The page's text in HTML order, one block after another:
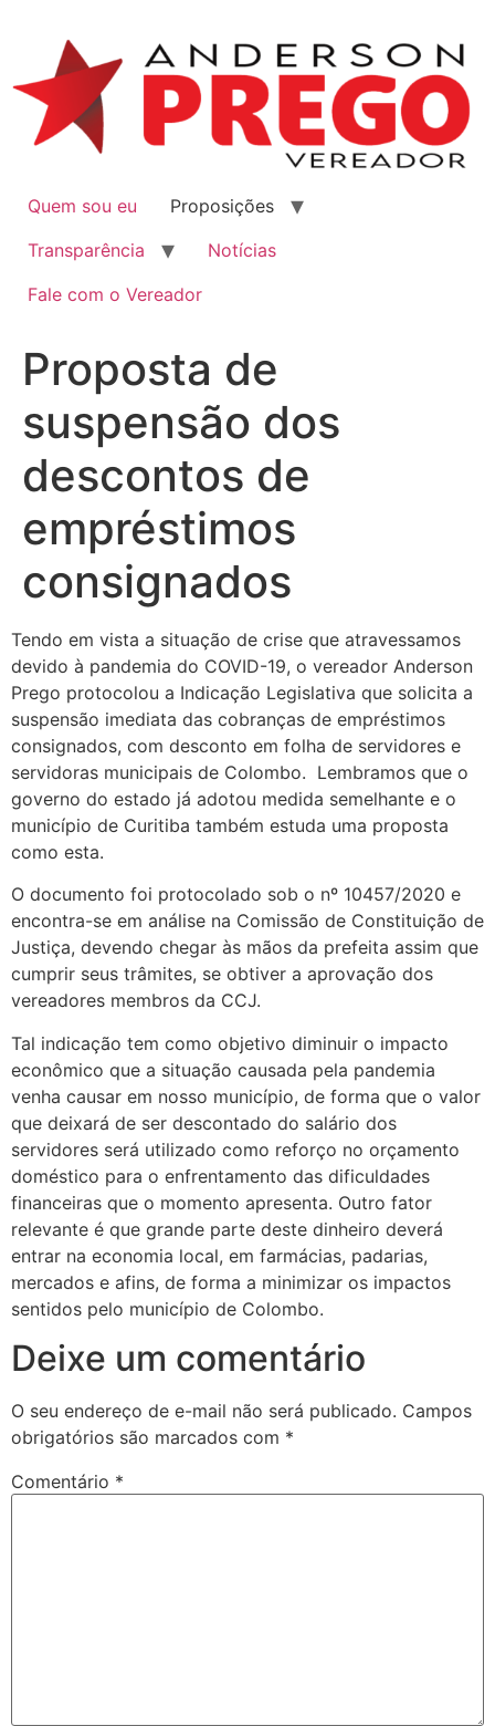
Quem sou eu
Proposições
Transparência
Notícias
Fale com o Vereador
Proposta de
suspensão dos
descontos de
empréstimos
consignados
Tendo em vista a situação de crise que atravessamos
devido à pandemia do COVID-19, o vereador Anderson
Prego protocolou a Indicação Legislativa que solicita a
suspensão imediata das cobranças de empréstimos
consignados, com desconto em folha de servidores e
servidoras municipais de Colombo. Lembramos que o
governo do estado já adotou medida semelhante e o
município de Curitiba também estuda uma proposta
como esta.
O documento foi protocolado sob o nº 10457/2020 e
encontra-se em análise na Comissão de Constituição de
Justiça, devendo chegar às mãos da prefeita assim que
cumprir seus trâmites, se obtiver a aprovação dos
vereadores membros da CCJ.
Tal indicação tem como objetivo diminuir o impacto
econômico que a situação causada pela pandemia
venha causar em nosso município, de forma que o valor
que deixará de ser descontado do salário dos
servidores será utilizado como reforço no orçamento
doméstico para o enfrentamento das dificuldades
financeiras que o momento apresenta. Outro fator
relevante é que grande parte deste dinheiro deverá
entrar na economia local, em farmácias, padarias,
mercados e afins, de forma a minimizar os impactos
sentidos pelo município de Colombo.
Deixe um comentário
O seu endereço de e-mail não será publicado. Campos
obrigatórios são marcados com *
Comentário *